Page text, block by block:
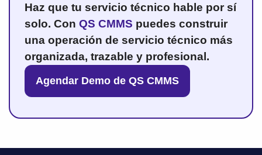
Haz que tu servicio técnico hable por sí
solo. Con QS CMMS puedes construir
una operación de servicio técnico más
organizada, trazable y profesional.
Agendar Demo de QS CMMS